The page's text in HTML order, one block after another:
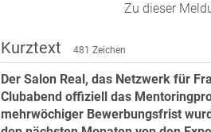
Zu dieser
Kurztext 481 Zeichen
Der Salon Real, das Netzwerk für
Clubabend offiziell das
mehrwöchiger Bewerbungsfrist